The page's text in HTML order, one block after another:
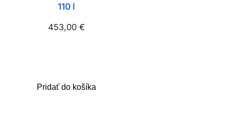
110 l
453,00 €
Pridať do košíka